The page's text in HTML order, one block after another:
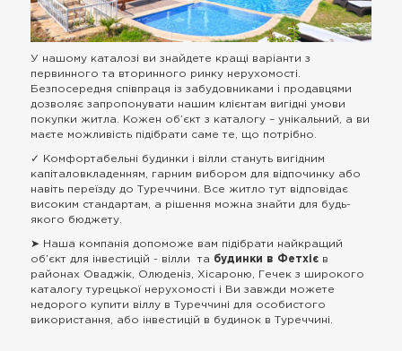
У нашому каталозі ви знайдете кращі варіанти з
первинного та вторинного ринку нерухомості.
Безпосередня співпраця із забудовниками і продавцями
дозволяє запропонувати нашим клієнтам вигідні умови
покупки житла. Кожен об’єкт з каталогу – унікальний, а ви
маєте можливість підібрати саме те, що потрібно.
✓ Комфортабельні будинки і вілли стануть вигідним
капіталовкладенням, гарним вибором для відпочинку або
навіть переїзду до Туреччини. Все житло тут відповідає
високим стандартам, а рішення можна знайти для будь-
якого бюджету.
➤ Наша компанія допоможе вам підібрати найкращий
об’єкт для інвестицій - вілли та будинки в Фетхіє в
районах Оваджік, Олюденіз, Хісароню, Гечек з широкого
каталогу турецької нерухомості і Ви завжди можете
недорого купити віллу в Туреччині для особистого
використання, або інвестицій в будинок в Туреччині.